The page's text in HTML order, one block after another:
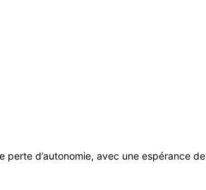
perte d’autonomie, avec une espérance de